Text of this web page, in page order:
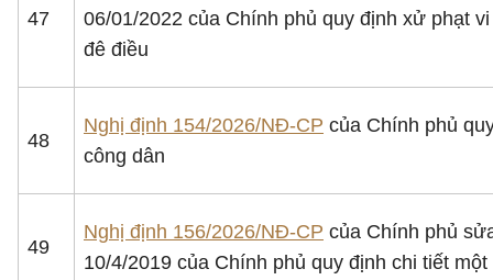
47
06/01/2022 của Chính phủ quy định xử phạt
đê điều
48
Nghị định 154/2026/NĐ-CP của Chính phủ
công dân
49
Nghị định 156/2026/NĐ-CP của Chính phủ
10/4/2019 của Chính phủ quy định chi tiết